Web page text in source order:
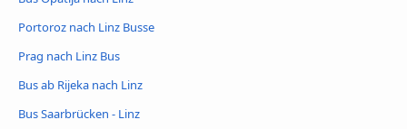
Portoroz nach Linz Busse
Prag nach Linz Bus
Bus ab Rijeka nach Linz
Bus Saarbrücken - Linz